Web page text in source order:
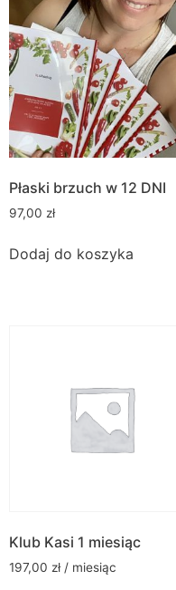
Płaski brzuch w 12 DNI
97,00 zł
Dodaj do koszyka
Klub Kasi 1 miesiąc
197,00 zł / miesiąc